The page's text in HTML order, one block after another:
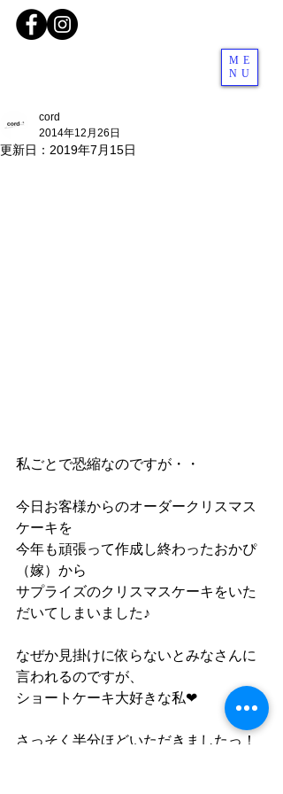
ME
NU
cord
2014年12月26日
更新日： 2019年7月15日
私ごとで恐縮なのですが・・
今日お客様からのオーダークリスマス
ケーキを
今年も頑張って作成し終わったおかぴ
（嫁）から
サプライズのクリスマスケーキをいた
だいてしまいました♪
なぜか見掛けに依らないとみなさんに
言われるのですが、
ショートケーキ大好きな私❤︎
さっそく半分ほどいただきましたっ！